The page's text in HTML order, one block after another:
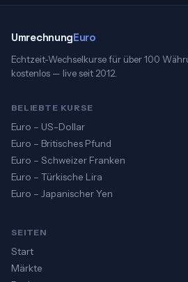
UmrechnungEuro
Echtzeit-Wechselkurse für über 100
kostenlos — live seit 2012.
BELIEBTE KURSE
Euro – US-Dollar
Euro – Britisches Pfund
Euro – Schweizer Franken
Euro – Türkische Lira
Euro – Japanischer Yen
SEITEN
Start
Märkte